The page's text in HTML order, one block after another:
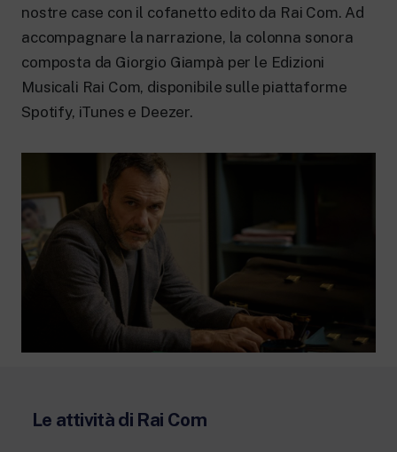
Rai Cultura
Per le scuole secondarie di I e II grado,
l’Università, i Docenti e l’istruzione degli
adulti.
Rai Scuola
nostre case con il cofanetto edito da Rai Com. Ad
accompagnare la narrazione, la colonna sonora
composta da Giorgio Giampà per le Edizioni
Musicali Rai Com, disponibile sulle piattaforme
Spotify, iTunes e Deezer.
Le attività di Rai Com